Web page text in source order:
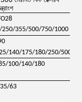
355/500/750/1000
140/175/180/250/500
100/140/180
63